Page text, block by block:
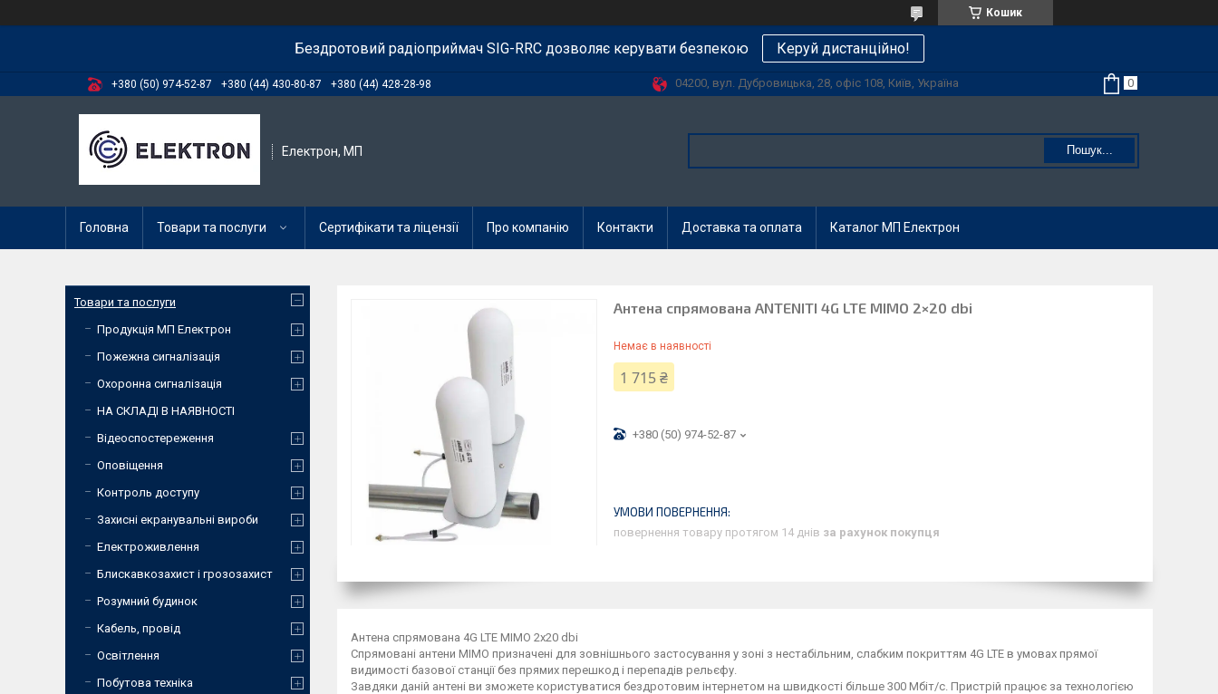
Кошик
Бездротовий радіоприймач SIG-RRC дозволяє керувати безпекою Керуй дистанційно!
+380 (50) 974-52-87 +380 (44) 430-80-87 +380 (44) 428-28-98 04200, вул. Дубровицька, 28, офіс 108, Київ, Україна
Електрон, МП Пошук...
Головна Товари та послуги Сертифікати та ліцензії Про компанію Контакти Доставка та оплата Каталог МП Електрон
Антена спрямована ANTENITI 4G LTE MIMO 2×20 dbi
Немає в наявності
1 715 ₴
+380 (50) 974-52-87
повернення товару протягом 14 днів за рахунок покупця
Антена спрямована 4G LTE MIMO 2х20 dbi
Спрямовані антени MIMO призначені для зовнішнього застосування у зоні з нестабільним, слабким покриттям 4G LTE в умовах прямої
видимості базової станції без прямих перешкод і перепадів рельєфу.
Завдяки даній антені ви зможете користуватися бездротовим інтернетом на швидкості більше 300 Мбіт/с. Пристрій працює за технологією
Товари та послуги
Продукція МП Електрон
Пожежна сигналізація
Охоронна сигналізація
НА СКЛАДІ В НАЯВНОСТІ
Відеоспостереження
Оповіщення
Контроль доступу
Захисні екранувальні вироби
Електроживлення
Блискавкозахист і грозозахист
Розумний будинок
Кабель, провід
Освітлення
Побутова техніка